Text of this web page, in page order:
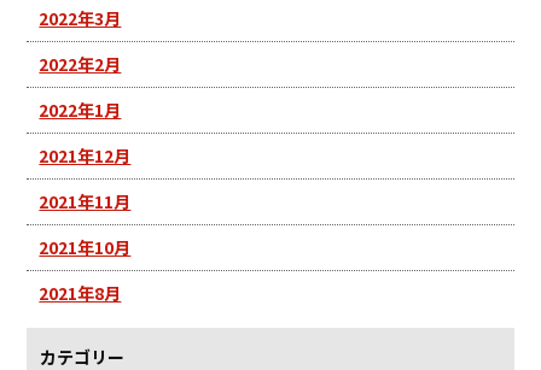
2022年3月
2022年2月
2022年1月
2021年12月
2021年11月
2021年10月
2021年8月
カテゴリー